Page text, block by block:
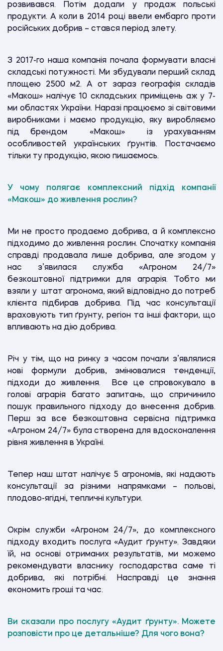
розвивався. Потім додали у продаж польські
продукти. А коли в 2014 році ввели ембарго проти
російських добрив – стався період злету.
З 2017-го наша компанія почала формувати власні
складські потужності. Ми збудували перший склад
площею 2500 м2. А от зараз географія складів
«Макош» налічує 10 складських приміщень аж у 7-
ми областях України. Наразі працюємо зі світовими
виробниками і маємо продукцію, яку виробляємо
під брендом «Макош» із урахуванням
особливостей українських ґрунтів. Постачаємо
тільки ту продукцію, якою пишаємось.
У чому полягає комплексний підхід компанії
«Макош» до живлення рослин?
Ми не просто продаємо добрива, а й комплексно
підходимо до живлення рослин. Спочатку компанія
справді продавала лише добрива, але згодом у
нас з’явилася служба «Агроном 24/7»
безкоштовної підтримки для аграрія. Тобто ми
взяли у штат агронома, який відповідно до потреб
клієнта підбирав добрива. Під час консультації
враховують тип ґрунту, регіон та інші фактори, що
впливають на дію добрива.
Річ у тім, що на ринку з часом почали з’являлися
нові формули добрив, змінювалися тенденції,
підходи до живлення. Все це спровокувало в
голові аграрія багато запитань, що спричинило
пошук правильного підходу до внесення добрив.
Перш за все безкоштовна сервісна підтримка
«Агроном 24/7» була створена для вдосконалення
рівня живлення в Україні.
Тепер наш штат налічує 5 агрономів, які надають
консультації за різними напрямками – польові,
плодово-ягідні, тепличні культури.
Окрім служби «Агроном 24/7», до комплексного
підходу входить послуга «Аудит ґрунту». Завдяки
їй, на основі отриманих результатів, ми можемо
рекомендувати власнику господарства саме ті
добрива, які потрібні. Насправді це знання
економить гроші та час.
Ви сказали про послугу «Аудит ґрунту». Можете
розповісти про це детальніше? Для чого вона?